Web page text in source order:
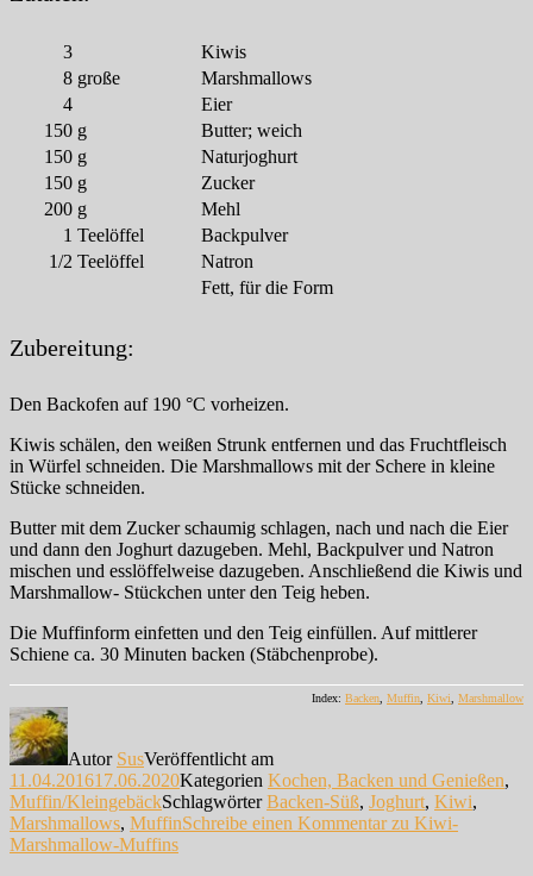
3
Kiwis
8 große
Marshmallows
4
Eier
150 g
Butter; weich
150 g
Naturjoghurt
150 g
Zucker
200 g
Mehl
1 Teelöffel
Backpulver
1/2 Teelöffel
Natron
Fett, für die Form
Zubereitung:
Den Backofen auf 190 °C vorheizen.
Kiwis schälen, den weißen Strunk entfernen und das Fruchtfleisch
in Würfel schneiden. Die Marshmallows mit der Schere in kleine
Stücke schneiden.
Butter mit dem Zucker schaumig schlagen, nach und nach die Eier
und dann den Joghurt dazugeben. Mehl, Backpulver und Natron
mischen und esslöffelweise dazugeben. Anschließend die Kiwis und
Marshmallow- Stückchen unter den Teig heben.
Die Muffinform einfetten und den Teig einfüllen. Auf mittlerer
Schiene ca. 30 Minuten backen (Stäbchenprobe).
Index: Backen Muffin Kiwi Marshmallow
Autor SusVeröffentlicht am
11.04.201617.06.2020Kategorien Kochen, Backen und Genießen,
Muffin/KleingebäckSchlagwörterBacken-Süß, Joghurt, Kiwi,
Marshmallows, MuffinSchreibe einen Kommentarzu Kiwi-
Marshmallow-Muffins